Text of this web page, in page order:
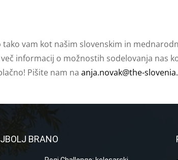
vam kot našim slovenskim in
informacij o možnostih sodelovanja nas
Pišite nam na anja.novak@the-
BRANO